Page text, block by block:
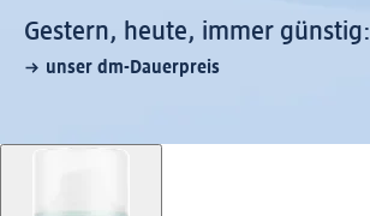
Gestern, heute, immer günstig:
unser dm-Dauerpreis